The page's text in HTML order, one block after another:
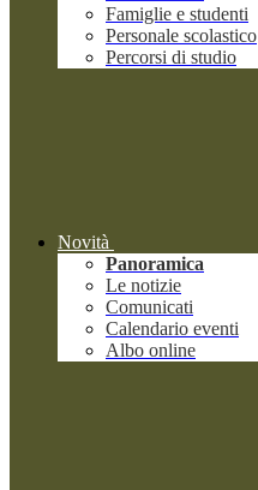
Famiglie e studenti
Personale scolastico
Percorsi di studio
Novità
Panoramica
Le notizie
Comunicati
Calendario eventi
Albo online